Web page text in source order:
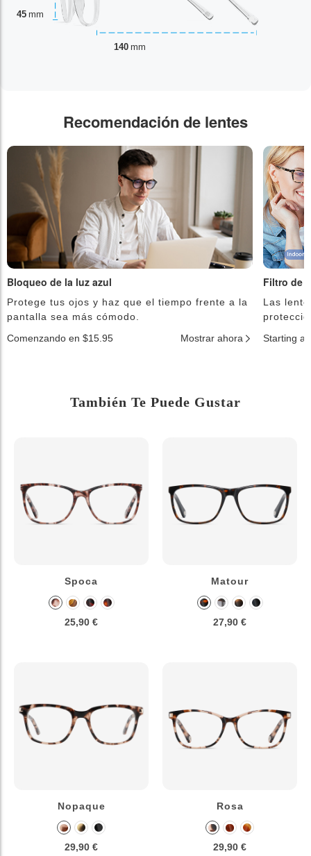
45 mm
140 mm
Recomendación de lentes
Bloqueo de la luz azul
Protege tus ojos y haz que el tiempo frente a la
pantalla sea más cómodo.
Comenzando en $15.95
Mostrar ahora
Filtro de
Las
Starting at
También Te Puede Gustar
Spoca
25,90 €
Matour
27,90 €
Nopaque
29,90 €
Rosa
29,90 €